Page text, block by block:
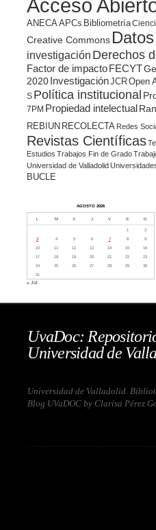
Acceso
ANECA APCs Bibliometría
Creative Commons Datos
investigación Derechos
Factor de impactoFECYT
2020InvestigaciónJCROpen
S Política institucional
7PM Propiedad intelectual
REBIUN RECOLECTA Redes
Revistas Científicas
Estudios Trabajos Fin de Grado
Universidad de Valladolid
BUCLE
AGOSTO 2026
L M X J V S D
1
2
3
4 5 6 7 8
9
10
11 12 13 14 15
16
17
18 19 20 21 22
23
24
25 26 27 28 29
30
31
« Jul
UvaDoc:
Universidad de
Universidad de Valladolid.
Blog UVaDOC by Clarisa Pérez